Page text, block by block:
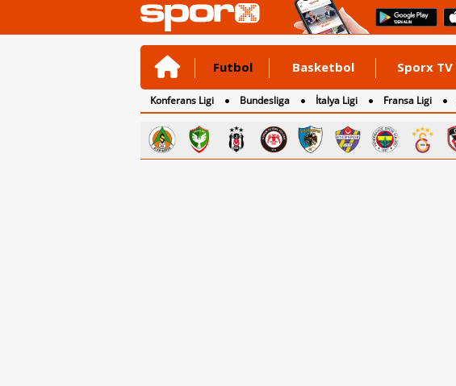
Futbol Basketbol Sporx TV
Konferans Ligi Bundesliga İtalya Ligi Fransa Ligi
2. Lig
3. Lig